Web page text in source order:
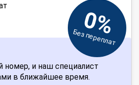
0%
Без переплат
номер, и наш специалист
в ближайшее время.